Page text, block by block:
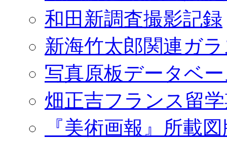
和田新調査撮影記録
新海竹太郎関連ガ
写真原板データベ
畑正吉フランス留
『美術画報』所載